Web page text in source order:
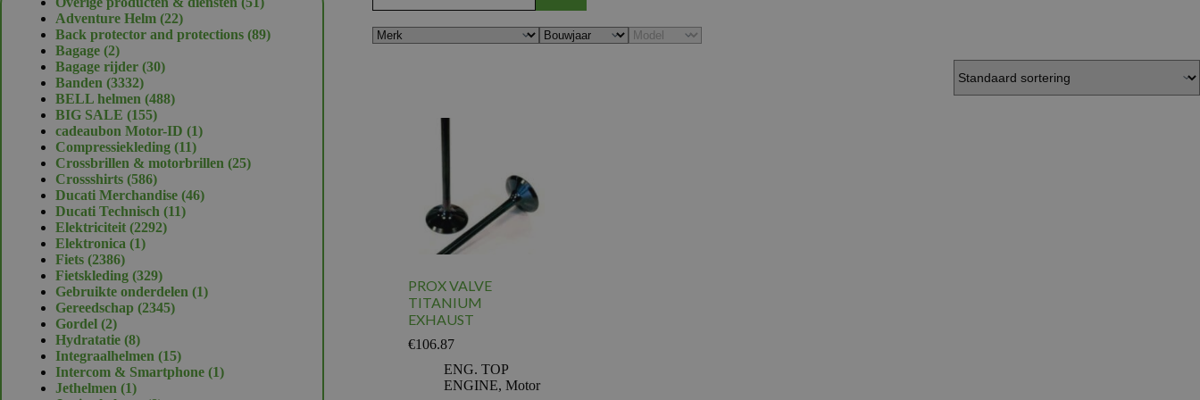
PROX VALVE
TITANIUM
EXHAUST
€106.87
ENG. TOP
ENGINE, Motor
Adventure Helm 2222
producten
Back protector and protections 8989
Bagage 22
producten
Bagage rijder 3030
Banden 33323332
producten
BELL helmen 488488
BIG SALE 155155
producten
cadeaubon Motor-ID 11
Compressiekleding 1111
producten
Crossbrillen & motorbrillen 2525
Crossshirts 586586
producten
Ducati Merchandise 4646
Ducati Technisch 1111
Elektriciteit 22922292
Elektronica 11
Fiets 23862386
producten
Fietskleding 329329
producten
Gebruikte onderdelen 11
Gereedschap 23452345
Gordel 22
producten
Hydratatie 88
producten
Integraalhelmen 1515
producten
Intercom & Smartphone 11
Jethelmen 11